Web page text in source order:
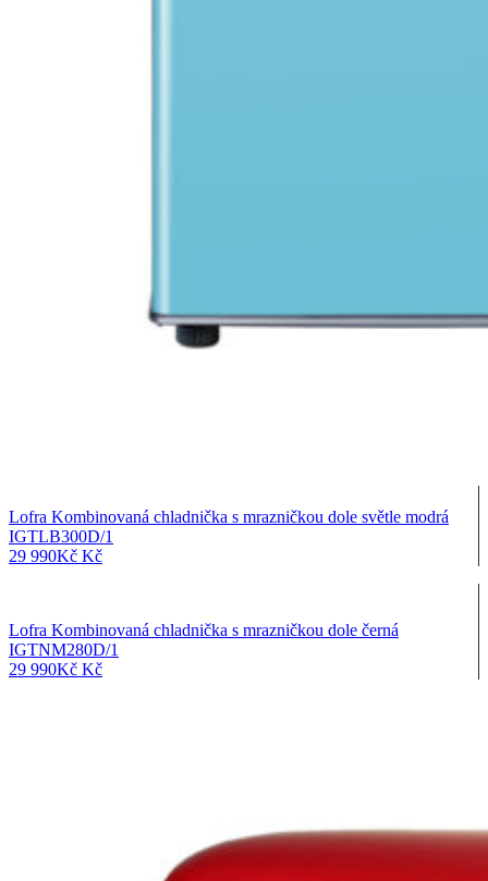
Lofra Kombinovaná chladnička s mrazničkou dole světle modrá
IGTLB300D/1
29 990Kč Kč
Lofra Kombinovaná chladnička s mrazničkou dole černá
IGTNM280D/1
29 990Kč Kč